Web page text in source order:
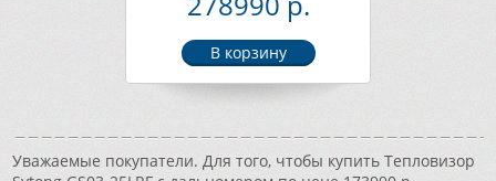
Уважаемые покупатели. Для того, чтобы купить Тепловизор